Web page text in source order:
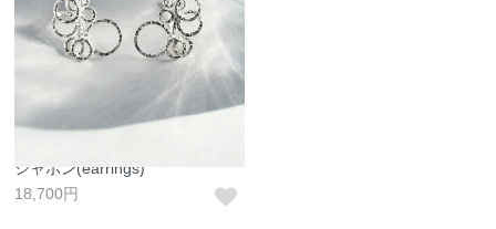
シャボン(earrings)
18,700円